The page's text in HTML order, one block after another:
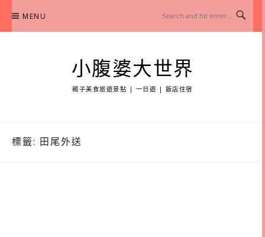
content
MENU
小腹婆大世界
親子美食旅遊景點 | 一日遊 | 飯店住宿
標籤: 田尾外送